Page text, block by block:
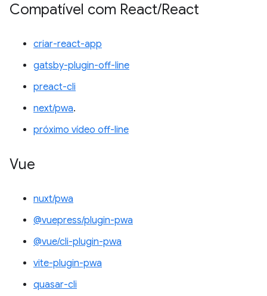
Compatível com React/React
criar-react-app
gatsby-plugin-off-line
preact-cli
next/pwa.
próximo vídeo off-line
Vue
nuxt/pwa
@vuepress/plugin-pwa
@vue/cli-plugin-pwa
vite-plugin-pwa
quasar-cli